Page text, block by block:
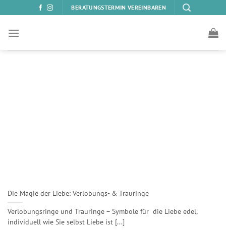
Inhalt
springen
BERATUNGSTERMIN VEREINBAREN
Die Magie der Liebe: Verlobungs- & Trauringe
Verlobungsringe und Trauringe – Symbole für die Liebe edel,
individuell wie Sie selbst Liebe ist [...]